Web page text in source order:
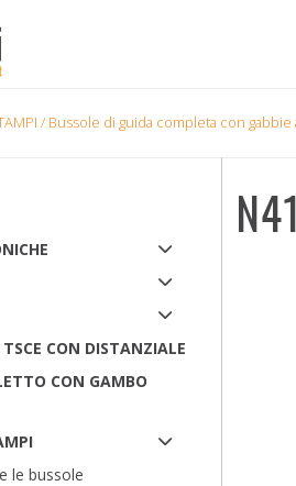
/ Bussole di guida completa con gabbie
CON DISTANZIALE
CON GAMBO
le bussole